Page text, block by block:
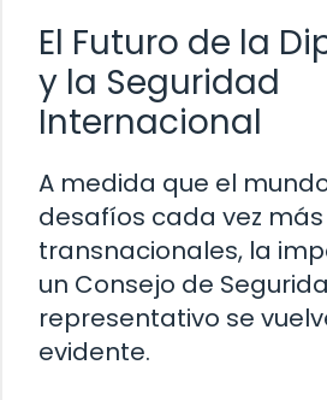
El Futuro de la
y la Seguridad
Internacional
A medida que el
desafíos cada vez
transnacionales, la
un Consejo de
representativo se
evidente.